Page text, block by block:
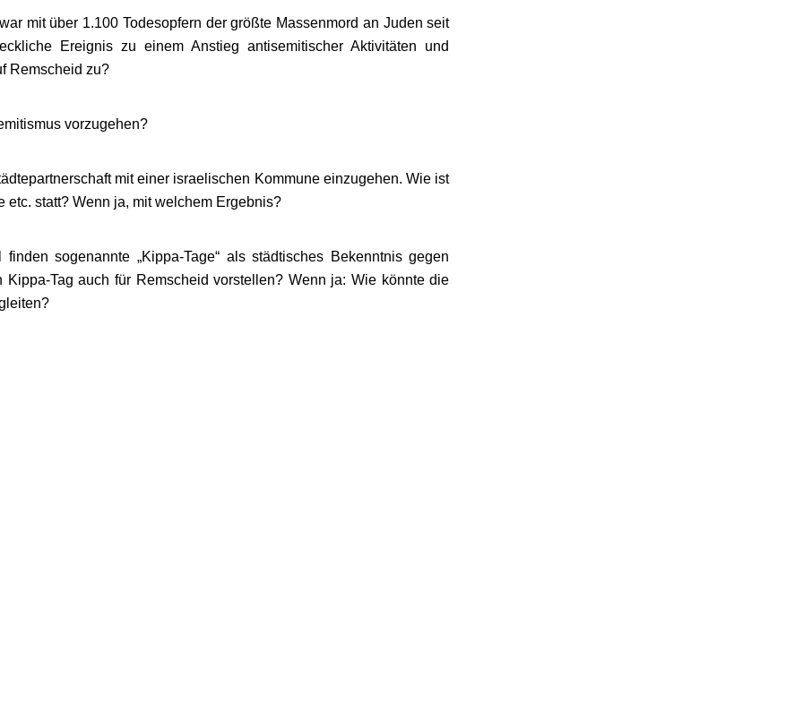
mit über 1.100 Todesopfern der größte Massenmord an Juden seit
Ereignis zu einem Anstieg antisemitischer Aktivitäten und
Remscheid zu?
vorzugehen?
mit einer israelischen Kommune einzugehen. Wie ist
statt? Wenn ja, mit welchem Ergebnis?
sogenannte „Kippa-Tage“ als städtisches Bekenntnis gegen
Tag auch für Remscheid vorstellen? Wenn ja: Wie könnte die